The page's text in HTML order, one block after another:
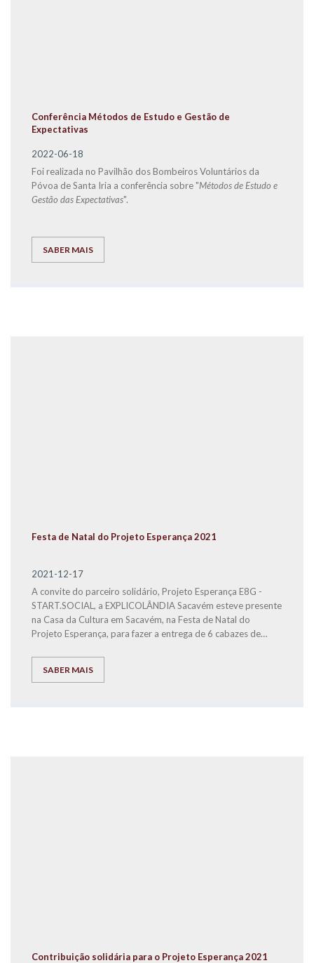
Conferência Métodos de Estudo e Gestão de
Expectativas
2022-06-18
Foi realizada no Pavilhão dos Bombeiros Voluntários da
Póvoa de Santa Iria a conferência sobre "Métodos de Estudo e
Gestão das Expectativas".
SABER MAIS
Festa de Natal do Projeto Esperança 2021
2021-12-17
A convite do parceiro solidário, Projeto Esperança E8G -
START.SOCIAL, a EXPLICOLÂNDIA Sacavém esteve presente
na Casa da Cultura em Sacavém, na Festa de Natal do
Projeto Esperança, para fazer a entrega de 6 cabazes de
SABER MAIS
Contribuição solidária para o Projeto Esperança 2021